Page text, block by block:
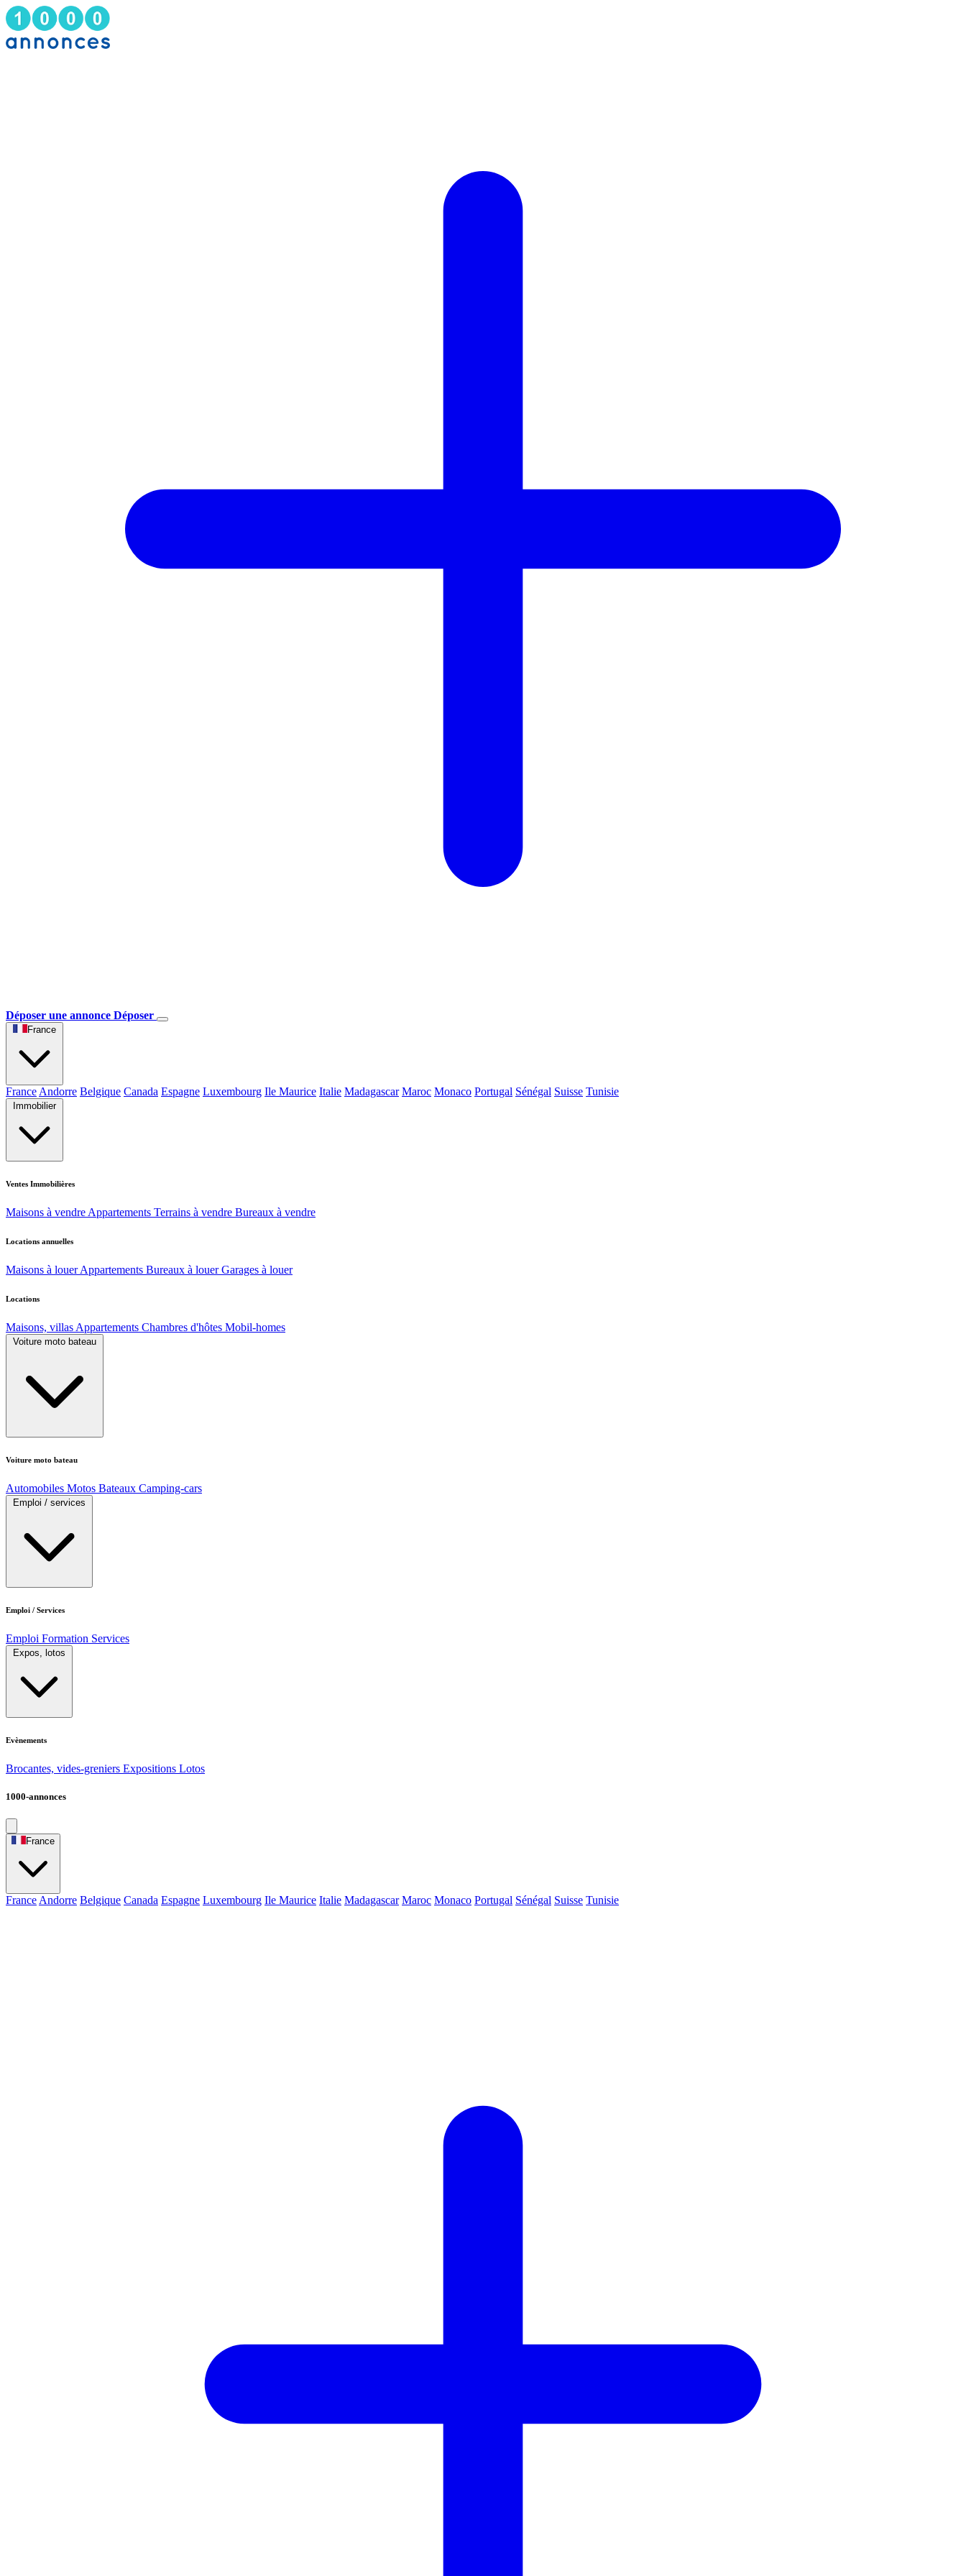
Déposer une annonce Déposer
France
France Andorre Belgique Canada Espagne Luxembourg Ile Maurice Italie Madagascar Maroc Monaco Portugal Sénégal Suisse Tunisie
Immobilier
Ventes Immobilières
Maisons à vendre Appartements Terrains à vendre Bureaux à vendre
Locations annuelles
Maisons à louer Appartements Bureaux à louer Garages à louer
Locations
Maisons, villas Appartements Chambres d'hôtes Mobil-homes
Voiture moto bateau
Voiture moto bateau
Automobiles Motos Bateaux Camping-cars
Emploi / services
Emploi / Services
Emploi Formation Services
Expos, lotos
Evènements
Brocantes, vides-greniers Expositions Lotos
1000-annonces
France
France Andorre Belgique Canada Espagne Luxembourg Ile Maurice Italie Madagascar Maroc Monaco Portugal Sénégal Suisse Tunisie